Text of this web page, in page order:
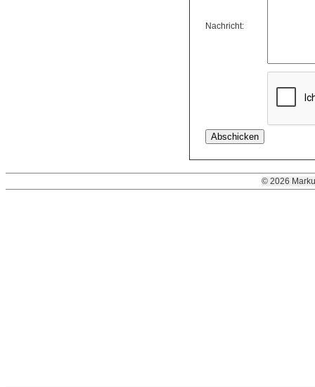
Nachricht:
© 2026